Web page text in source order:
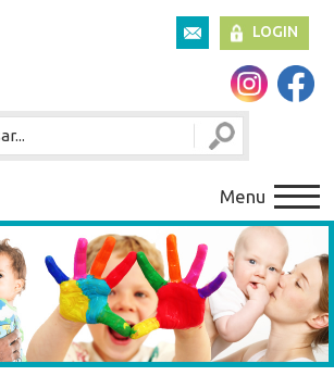
LOGIN
Menu